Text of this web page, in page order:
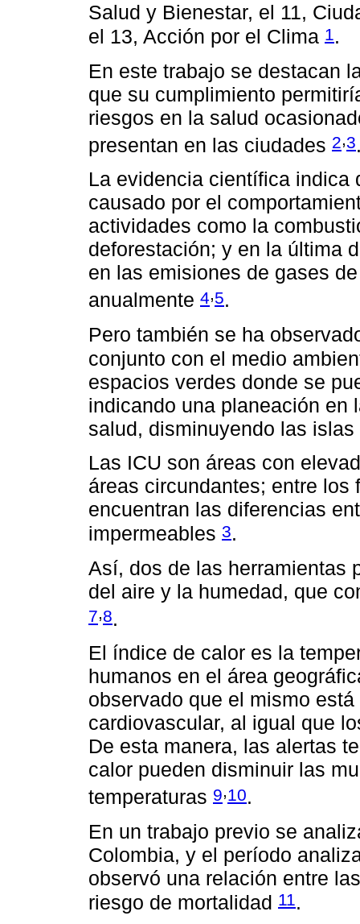
Salud y Bienestar, el 11,
el 13, Acción por el Clima 1 .
En este trabajo se destacan
que su cumplimiento
riesgos en la salud
presentan en las ciudades 2,3
La evidencia científica indica
causado por el
actividades como la
deforestación; y en la última
en las emisiones de gases
anualmente 4,5.
Pero también se ha
conjunto con el medio
espacios verdes donde se
indicando una planeación en
salud, disminuyendo las
Las ICU son áreas con
áreas circundantes; entre
encuentran las diferencias
impermeables 3.
Así, dos de las herramientas
del aire y la humedad, que
7,8.
El índice de calor es la
humanos en el área
observado que el mismo
cardiovascular, al igual que
De esta manera, las alertas
calor pueden disminuir las
temperaturas 9,10.
En un trabajo previo se
Colombia, y el período
observó una relación entre
riesgo de mortalidad 11.